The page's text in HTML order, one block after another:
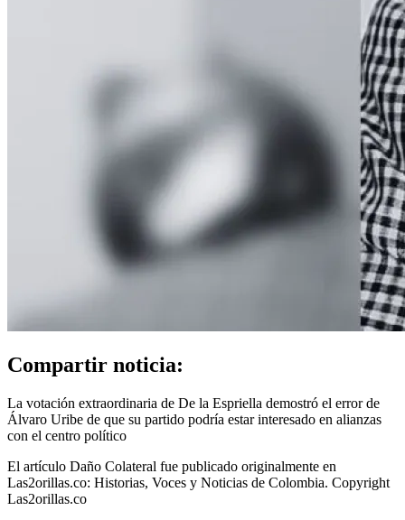
Compartir noticia:
La votación extraordinaria de De la Espriella demostró el error de
Álvaro Uribe de que su partido podría estar interesado en alianzas
con el centro político
El artículo Daño Colateral fue publicado originalmente en
Las2orillas.co: Historias, Voces y Noticias de Colombia. Copyright
Las2orillas.co